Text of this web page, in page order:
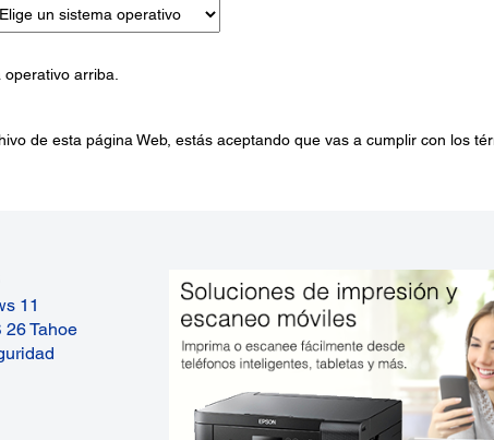
operativo arriba.
de esta página Web, estás aceptando que vas a cumplir con los
11
Tahoe